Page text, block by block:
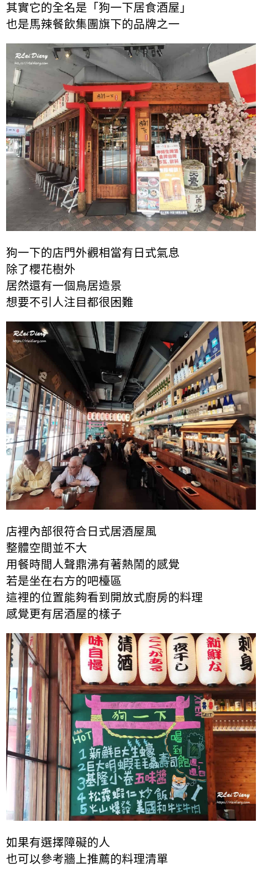
其實它的全名是「狗一下居食酒屋」
也是馬辣餐飲集團旗下的品牌之一
狗一下的店門外觀相當有日式氣息
除了櫻花樹外
居然還有一個鳥居造景
想要不引人注目都很困難
店裡內部很符合日式居酒屋風
整體空間並不大
用餐時間人聲鼎沸有著熱鬧的感覺
若是坐在右方的吧檯區
這裡的位置能夠看到開放式廚房的料理
感覺更有居酒屋的樣子
如果有選擇障礙的人
也可以參考牆上推薦的料理清單